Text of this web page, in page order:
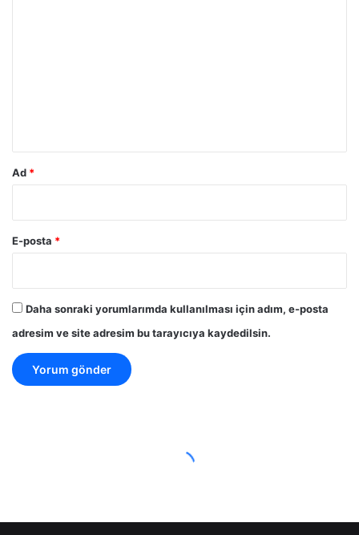
Ad *
E-posta *
Daha sonraki yorumlarımda kullanılması için adım, e-posta
adresim ve site adresim bu tarayıcıya kaydedilsin.